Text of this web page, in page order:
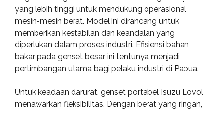
yang lebih tinggi untuk mendukung operasional
mesin-mesin berat. Model ini dirancang untuk
memberikan kestabilan dan keandalan yang
diperlukan dalam proses industri. Efisiensi bahan
bakar pada genset besar ini tentunya menjadi
pertimbangan utama bagi pelaku industri di Papua.
Untuk keadaan darurat, genset portabel Isuzu Lovol
menawarkan fleksibilitas. Dengan berat yang ringan,